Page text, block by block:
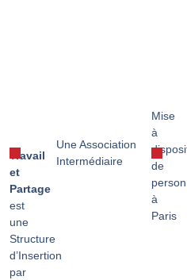
Travail
et
Partage
est
une
Structure
d’Insertion
par
Une Association
Intermédiaire
Mise
à
de
à
Paris